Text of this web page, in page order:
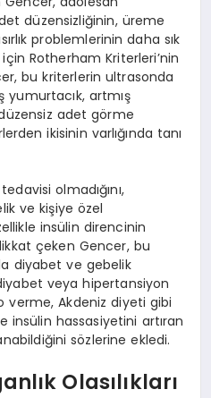
düzensizliğinin, üreme
problemlerinin daha sık
Rotherham Kriterleri’nin
bu kriterlerin ultrasonda
yumurtacık, artmış
adet görme
ikisinin varlığında tanı
olmadığını,
ve kişiye özel
insülin direncinin
çeken Gencer, bu
diyabet ve gebelik
veya hipertansiyon
verme, Akdeniz diyeti gibi
insülin hassasiyetini artıran
sözlerine ekledi.
Olasılıkları